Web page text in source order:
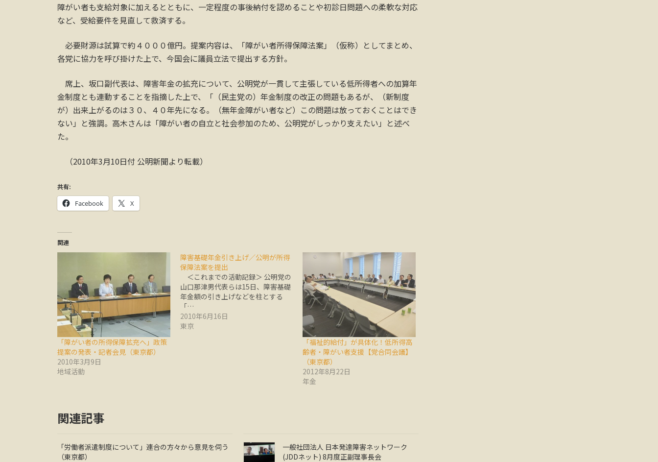
障がい者も支給対象に加えるとともに、一定程度の事後納付を認めることや初診日問題への柔軟な対応
など、受給要件を見直して救済する。
必要財源は試算で約４０００億円。提案内容は、「障がい者所得保障法案」（仮称）としてまとめ、
各党に協力を呼び掛けた上で、今国会に議員立法で提出する方針。
席上、坂口副代表は、障害年金の拡充について、公明党が一貫して主張している低所得者への加算年
金制度とも連動することを指摘した上で、「（民主党の）年金制度の改正の問題もあるが、（新制度
が）出来上がるのは３０、４０年先になる。（無年金障がい者など）この問題は放っておくことはでき
ない」と強調。高木さんは「障がい者の自立と社会参加のため、公明党がしっかり支えたい」と述べ
た。
（2010年3月10日付 公明新聞より転載）
共有:
Facebook X
関連
「障がい者の所得保障拡充へ」政策
提案の発表・記者会見（東京都）
2010年3月9日
地域活動
障害基礎年金引き上げ／公明が所得
保障法案を提出
＜これまでの活動記録＞ 公明党の
山口那津男代表らは15日、障害基礎
年金額の引き上げなどを柱とする
「…
2010年6月16日
東京
「福祉的給付」が具体化！低所得高
齢者・障がい者支援【党合同会議】
（東京都）
2012年8月22日
年金
関連記事
「労働者派遣制度について」連合の方々から意見を伺う
（東京都）
一般社団法人 日本発達障害ネットワーク
(JDDネット) 8月度正副理事長会